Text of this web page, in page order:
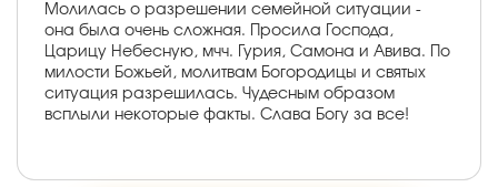
Молилась о разрешении семейной ситуации -
она была очень сложная. Просила Господа,
Царицу Небесную, мчч. Гурия, Самона и Авива. По
милости Божьей, молитвам Богородицы и святых
ситуация разрешилась. Чудесным образом
всплыли некоторые факты. Слава Богу за все!